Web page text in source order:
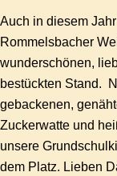
p
r
i
n
g
e
n
Auch in diesem
Rommelsbacher
wunderschönen,
bestückten Stand.
gebackenen,
Zuckerwatte und
unsere
dem Platz. Lieben